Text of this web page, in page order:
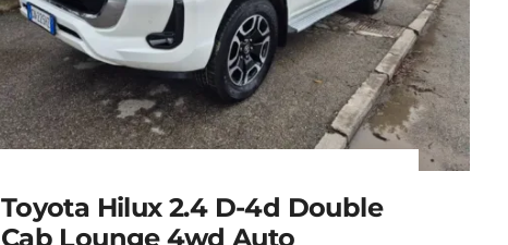
Toyota Hilux 2.4 D-4d Double
Cab Lounge 4wd Auto